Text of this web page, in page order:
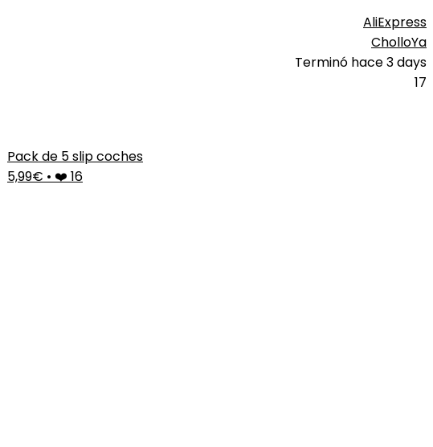
AliExpress
CholloYa
Terminó hace 3 days
17
Pack de 5 slip coches
5,99€ • ❤️ 16